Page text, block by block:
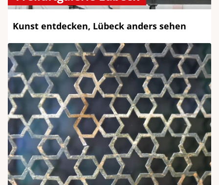
Kunst entdecken, Lübeck anders sehen